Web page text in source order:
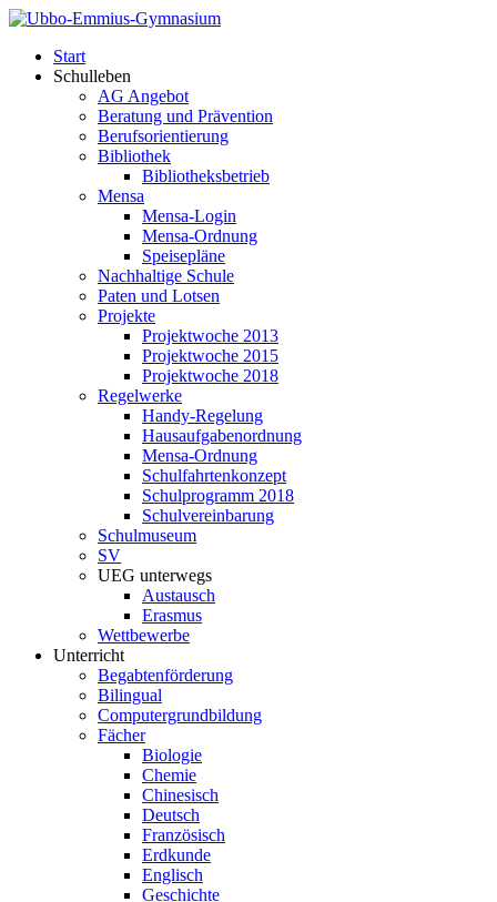
Start
Schulleben
AG Angebot
Beratung und Prävention
Berufsorientierung
Bibliothek
Bibliotheksbetrieb
Mensa
Mensa-Login
Mensa-Ordnung
Speisepläne
Nachhaltige Schule
Paten und Lotsen
Projekte
Projektwoche 2013
Projektwoche 2015
Projektwoche 2018
Regelwerke
Handy-Regelung
Hausaufgabenordnung
Mensa-Ordnung
Schulfahrtenkonzept
Schulprogramm 2018
Schulvereinbarung
Schulmuseum
SV
UEG unterwegs
Austausch
Erasmus
Wettbewerbe
Unterricht
Begabtenförderung
Bilingual
Computergrundbildung
Fächer
Biologie
Chemie
Chinesisch
Deutsch
Französisch
Erdkunde
Englisch
Geschichte